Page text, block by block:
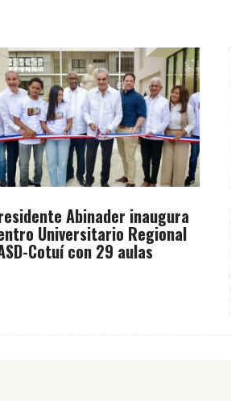
Abinader inaugura
Universitario Regional
Cotuí con 29 aulas